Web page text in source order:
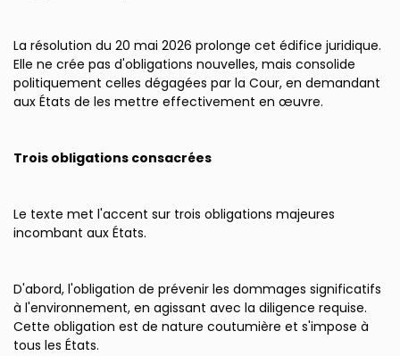
La résolution du 20 mai 2026 prolonge cet édifice juridique.
Elle ne crée pas d'obligations nouvelles, mais consolide
politiquement celles dégagées par la Cour, en demandant
aux États de les mettre effectivement en œuvre.
Trois obligations consacrées
Le texte met l'accent sur trois obligations majeures
incombant aux États.
D'abord, l'obligation de prévenir les dommages significatifs
à l'environnement, en agissant avec la diligence requise.
Cette obligation est de nature coutumière et s'impose à
tous les États.